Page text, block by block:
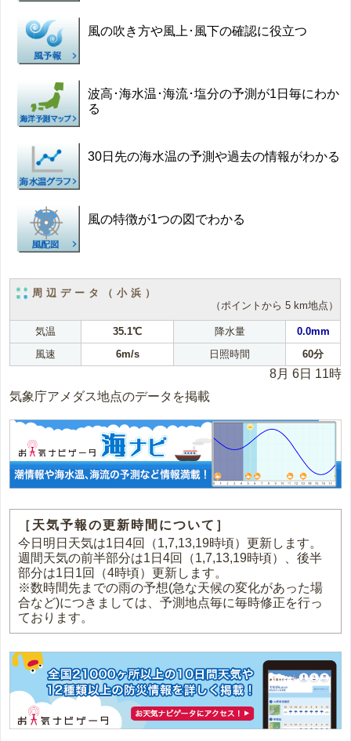
風の吹き方や風上･風下の確認に役立つ
波高･海水温･海流･塩分の予測が1日毎にわか
る
30日先の海水温の予測や過去の情報がわかる
風の特徴が1つの図でわかる
周辺データ（小浜）
（ポイントから 5 km地点）
気温 35.1℃ 降水量
0.0mm
風速
6m/s 日照時間 60分
8月 6日 11時
気象庁アメダス地点のデータを掲載
［天気予報の更新時間について］
今日明日天気は1日4回（1,7,13,19時頃）更新します。
週間天気の前半部分は1日4回（1,7,13,19時頃）、後半
部分は1日1回（4時頃）更新します。
※数時間先までの雨の予想(急な天候の変化があった場
合など)につきましては、予測地点毎に毎時修正を行っ
ております。